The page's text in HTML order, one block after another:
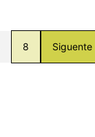
8 Siguente